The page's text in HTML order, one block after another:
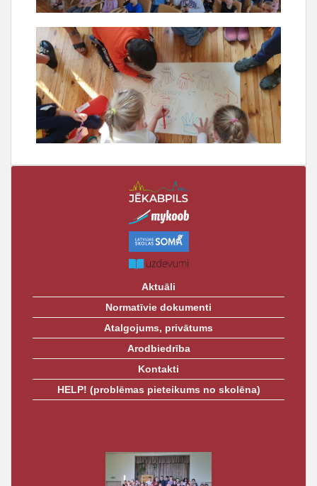
Aktuāli
Normatīvie dokumenti
Atalgojums, privātums
Arodbiedrība
Kontakti
HELP! (problēmas pieteikums no skolēna)